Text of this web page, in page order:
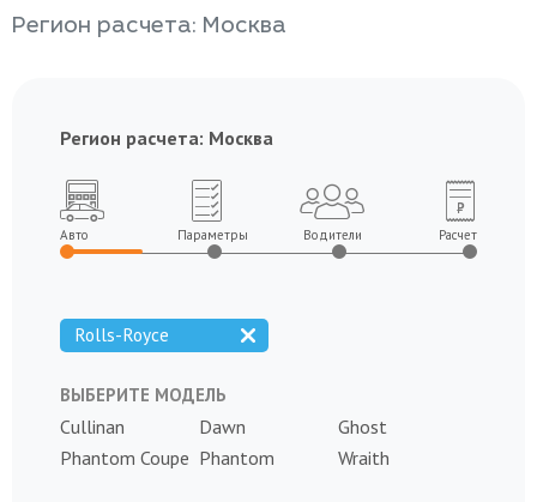
Регион расчета: Москва
Регион расчета: Москва
Авто Параметры Водители Расчет
Rolls-Royce
ВЫБЕРИТЕ МОДЕЛЬ
Cullinan Dawn
Ghost
Phantom Coupe Phantom Wraith